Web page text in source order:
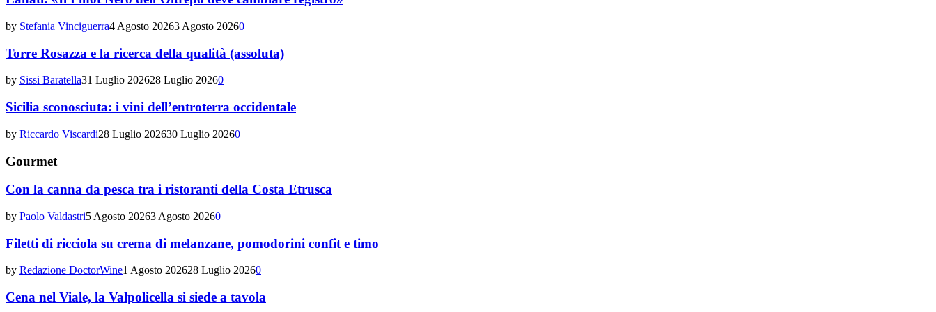
by Stefania Vinciguerra4 Agosto 20263 Agosto 20260
Torre Rosazza e la ricerca della qualità (assoluta)
by Sissi Baratella31 Luglio 202628 Luglio 20260
Sicilia sconosciuta: i vini dell’entroterra occidentale
by Riccardo Viscardi28 Luglio 202630 Luglio 20260
Gourmet
Con la canna da pesca tra i ristoranti della Costa Etrusca
by Paolo Valdastri5 Agosto 20263 Agosto 20260
Filetti di ricciola su crema di melanzane, pomodorini confit e timo
by Redazione DoctorWine1 Agosto 202628 Luglio 20260
Cena nel Viale, la Valpolicella si siede a tavola